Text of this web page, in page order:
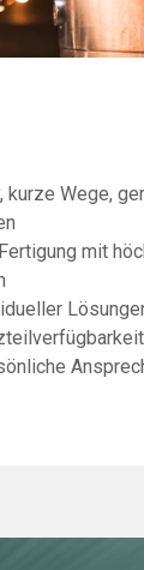
kurze Wege,
mit